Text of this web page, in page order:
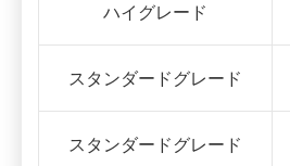
ハイグレード
スタンダードグレード
スタンダードグレード